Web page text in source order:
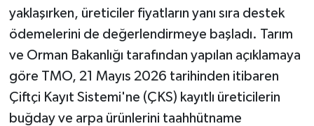
yaklaşırken, üreticiler fiyatların yanı sıra destek
ödemelerini de değerlendirmeye başladı. Tarım
ve Orman Bakanlığı tarafından yapılan açıklamaya
göre TMO, 21 Mayıs 2026 tarihinden itibaren
Çiftçi Kayıt Sistemi'ne (ÇKS) kayıtlı üreticilerin
buğday ve arpa ürünlerini taahhütname